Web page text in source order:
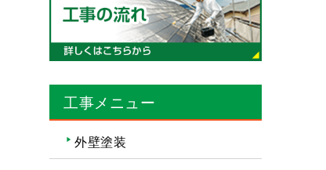
工事メニュー
外壁塗装